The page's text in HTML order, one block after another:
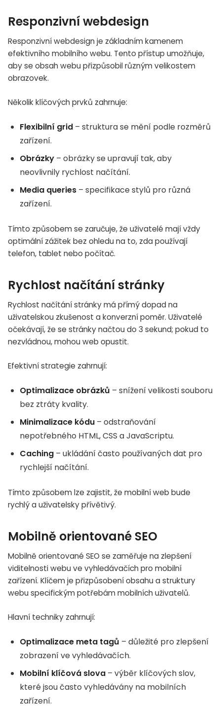
Responzivní webdesign
Responzivní webdesign je základním kamenem
efektivního mobilního webu. Tento přístup umožňuje,
aby se obsah webu přizpůsobil různým velikostem
obrazovek.
Několik klíčových prvků zahrnuje:
Flexibilní grid – struktura se mění podle rozměrů
zařízení.
Obrázky – obrázky se upravují tak, aby
neovlivnily rychlost načítání.
Media queries – specifikace stylů pro různá
zařízení.
Tímto způsobem se zaručuje, že uživatelé mají vždy
optimální zážitek bez ohledu na to, zda používají
telefon, tablet nebo počítač.
Rychlost načítání stránky
Rychlost načítání stránky má přímý dopad na
uživatelskou zkušenost a konverzní poměr. Uživatelé
očekávají, že se stránky načtou do 3 sekund; pokud to
nezvládnou, mohou web opustit.
Efektivní strategie zahrnují:
Optimalizace obrázků – snížení velikosti souboru
bez ztráty kvality.
Minimalizace kódu – odstraňování
nepotřebného HTML, CSS a JavaScriptu.
Caching – ukládání často používaných dat pro
rychlejší načítání.
Tímto způsobem lze zajistit, že mobilní web bude
rychlý a uživatelsky přívětivý.
Mobilně orientované SEO
Mobilně orientované SEO se zaměřuje na zlepšení
viditelnosti webu ve vyhledávačích pro mobilní
zařízení. Klíčem je přizpůsobení obsahu a struktury
webu specifickým potřebám mobilních uživatelů.
Hlavní techniky zahrnují:
Optimalizace meta tagů – důležité pro zlepšení
zobrazení ve vyhledávačích.
Mobilní klíčová slova – výběr klíčových slov,
které jsou často vyhledávány na mobilních
zařízení.